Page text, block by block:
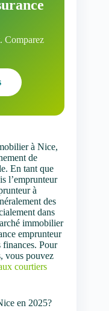
Comparez
à Nice,
de
En tant que
l’emprunteur
à
des
dans
immobilier
emprunteur
Pour
vous pouvez
courtiers
en 2025?